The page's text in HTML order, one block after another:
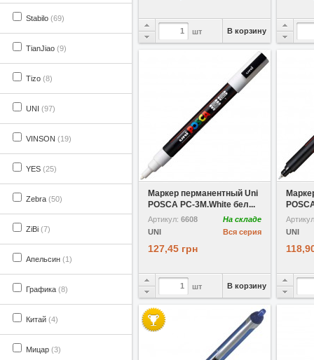
Stabilo (69)
TianJiao (9)
Tizo (8)
UNI (97)
VINSON (19)
YES (25)
Zebra (50)
ZiBi (7)
Апельсин (1)
Графика (8)
Китай (4)
Мицар (3)
шт В корзину
Маркер перманентный Uni
POSCA PC-3M.White бел...
Артикул: 6608
На складе
Вся серия
UNI
127,45 грн
шт В корзину
UNI